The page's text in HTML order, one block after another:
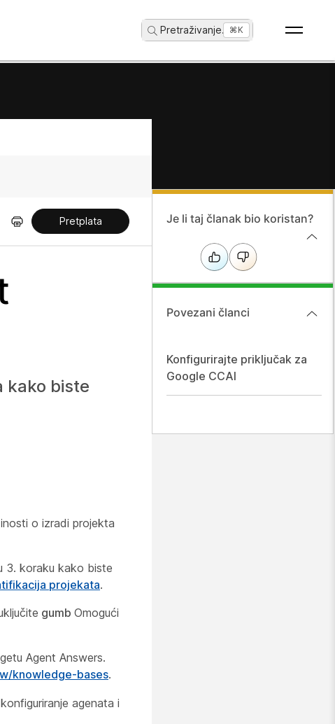
Pretraživanje... ⌘K
Pretplata
kako biste
o izradi projekta
3. koraku kako biste
projekata.
gumb Omogući
Agent Answers.
knowledge-bases.
agenata i
Je li taj članak bio koristan?
Povezani članci
Konfigurirajte priključak za
Google CCAI